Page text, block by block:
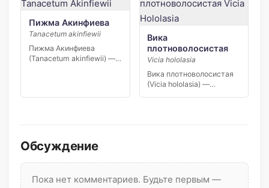
Пижма Акинфиева
Tanacetum akinfiewii
Пижма Акинфиева
(Tanacetum akinfiewii) —
Вика
плотноволосистая
Vicia hololasia
Вика плотноволосистая
(Vicia hololasia) —
Обсуждение
Пока нет комментариев. Будьте первым —